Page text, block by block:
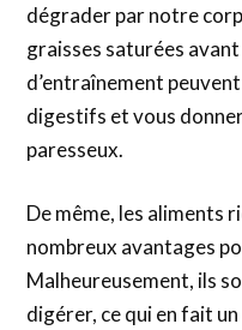
dégrader par notre
graisses saturées
d’entraînement
digestifs et vous
paresseux.
De même, les aliments
nombreux avantages
Malheureusement, ils
digérer, ce qui en fait